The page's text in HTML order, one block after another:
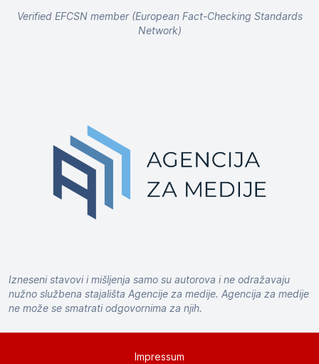
Verified EFCSN member (European Fact-Checking Standards
Network)
Izneseni stavovi i mišljenja samo su autorova i ne odražavaju
nužno službena stajališta Agencije za medije. Agencija za medije
ne može se smatrati odgovornima za njih.
Impressum